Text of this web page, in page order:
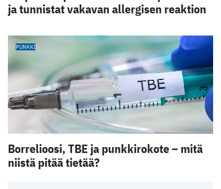
ja tunnistat vakavan allergisen reaktion
PUNKKI
Borrelioosi, TBE ja punkkirokote – mitä
niistä pitää tietää?